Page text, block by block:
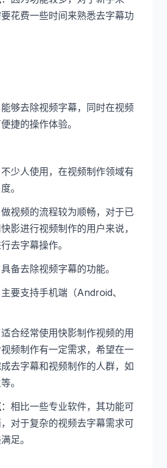
花费一些时间来熟悉去字幕功
能够去除视频字幕，同时在视频
捷的操作体验。
不少人使用，在视频制作领域有
。
做视频的流程较为顺畅，对于已
影进行视频制作的用户来说，
去字幕操作。
备去除视频字幕的功能。
主要支持手机端（Android、
适合经常使用快影制作视频的用
频制作有一定需求，希望在一
去字幕和视频制作的人群，如
。
：相比一些专业软件，其功能可
对于复杂的视频去字幕需求可
足。